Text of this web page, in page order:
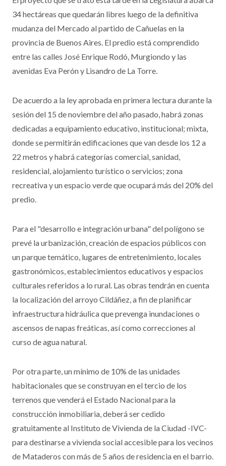
El proyecto que se trató esta tarde en la Legislatura abarca
34 hectáreas que quedarán libres luego de la definitiva
mudanza del Mercado al partido de Cañuelas en la
provincia de Buenos Aires. El predio está comprendido
entre las calles José Enrique Rodó, Murgiondo y las
avenidas Eva Perón y Lisandro de La Torre.
De acuerdo a la ley aprobada en primera lectura durante la
sesión del 15 de noviembre del año pasado, habrá zonas
dedicadas a equipamiento educativo, institucional; mixta,
donde se permitirán edificaciones que van desde los 12 a
22 metros y habrá categorías comercial, sanidad,
residencial, alojamiento turístico o servicios; zona
recreativa y un espacio verde que ocupará más del 20% del
predio.
Para el "desarrollo e integración urbana" del polígono se
prevé la urbanización, creación de espacios públicos con
un parque temático, lugares de entretenimiento, locales
gastronómicos, establecimientos educativos y espacios
culturales referidos a lo rural. Las obras tendrán en cuenta
la localización del arroyo Cildáñez, a fin de planificar
infraestructura hidráulica que prevenga inundaciones o
ascensos de napas freáticas, así como correcciones al
curso de agua natural.
Por otra parte, un mínimo de 10% de las unidades
habitacionales que se construyan en el tercio de los
terrenos que venderá el Estado Nacional para la
construcción inmobiliaria, deberá ser cedido
gratuitamente al Instituto de Vivienda de la Ciudad -IVC-
para destinarse a vivienda social accesible para los vecinos
de Mataderos con más de 5 años de residencia en el barrio.